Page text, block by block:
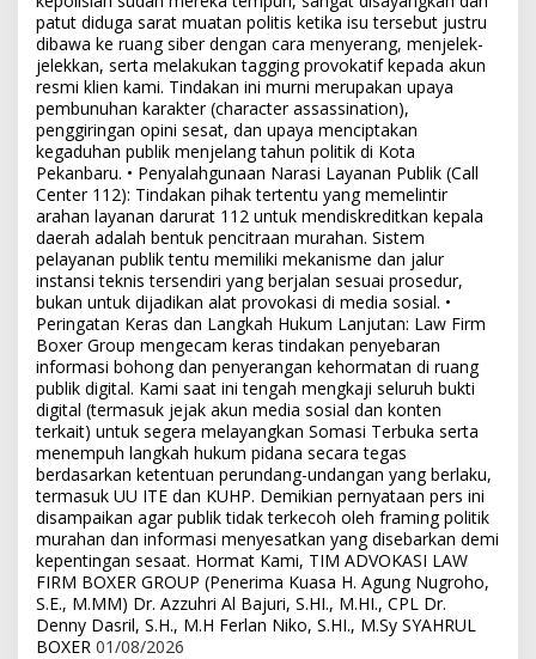
patut diduga sarat muatan politis ketika isu tersebut justru
dibawa ke ruang siber dengan cara menyerang, menjelek-
jelekkan, serta melakukan tagging provokatif kepada akun
resmi klien kami. Tindakan ini murni merupakan upaya
pembunuhan karakter (character assassination),
penggiringan opini sesat, dan upaya menciptakan
kegaduhan publik menjelang tahun politik di Kota
Pekanbaru. • Penyalahgunaan Narasi Layanan Publik (Call
Center 112): Tindakan pihak tertentu yang memelintir
arahan layanan darurat 112 untuk mendiskreditkan kepala
daerah adalah bentuk pencitraan murahan. Sistem
pelayanan publik tentu memiliki mekanisme dan jalur
instansi teknis tersendiri yang berjalan sesuai prosedur,
bukan untuk dijadikan alat provokasi di media sosial. •
Peringatan Keras dan Langkah Hukum Lanjutan: Law Firm
Boxer Group mengecam keras tindakan penyebaran
informasi bohong dan penyerangan kehormatan di ruang
publik digital. Kami saat ini tengah mengkaji seluruh bukti
digital (termasuk jejak akun media sosial dan konten
terkait) untuk segera melayangkan Somasi Terbuka serta
menempuh langkah hukum pidana secara tegas
berdasarkan ketentuan perundang-undangan yang berlaku,
termasuk UU ITE dan KUHP. Demikian pernyataan pers ini
disampaikan agar publik tidak terkecoh oleh framing politik
murahan dan informasi menyesatkan yang disebarkan demi
kepentingan sesaat. Hormat Kami, TIM ADVOKASI LAW
FIRM BOXER GROUP (Penerima Kuasa H. Agung Nugroho,
S.E., M.MM) Dr. Azzuhri Al Bajuri, S.HI., M.HI., CPL Dr.
Denny Dasril, S.H., M.H Ferlan Niko, S.HI., M.Sy SYAHRUL
BOXER 01/08/2026